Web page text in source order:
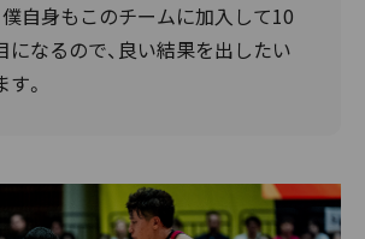
僕自身もこのチームに加入して10
になるので、良い結果を出したい
。